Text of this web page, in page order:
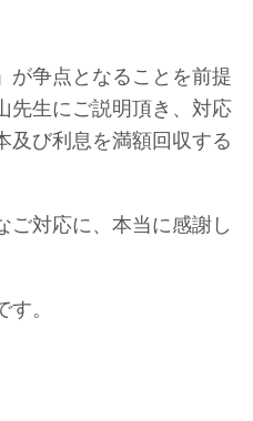
が争点となることを前提
先生にご説明頂き、対応
及び利息を満額回収する
ご対応に、本当に感謝し
。